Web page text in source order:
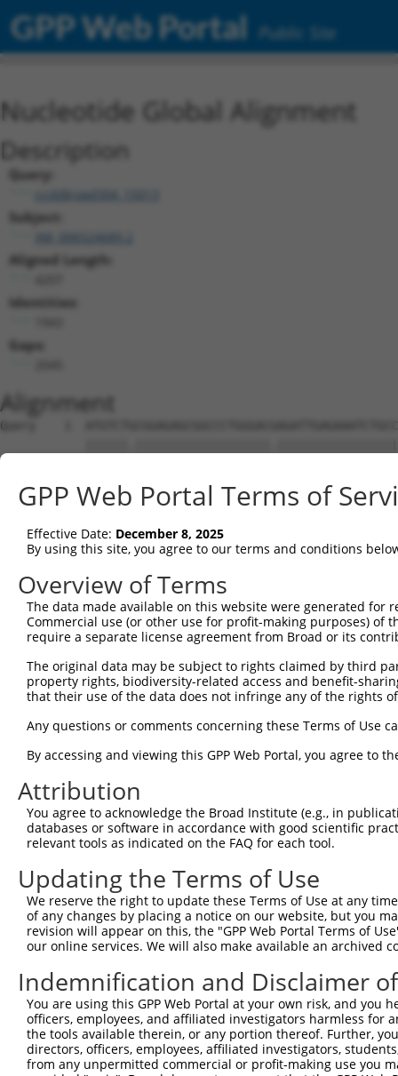
GPP Web Portal Public Site
Nucleotide Global Alignment
Description
Query:
ccsbBroad304_15013
Subject:
XM_006524689.2
Aligned Length:
Identities:
Gaps:
Alignment
Query    1  ATGTCTGCGGAGAGCGGCCCTGGGACGAGATTGAGAAATCTGCCAGTAATGGGGGATGGACTAGAAACTTCCCA  74
            ||||||.|||||||||||||||||||.|||||||||||||||||||||||||||||||||||||||||.|||||
Sbjct    1  ATGTCTACGGAGAGCGGCCCTGGGACAAGATTGAGAAATCTGCCAGTAATGGGGGATGGACTAGAAACCTCCCA  74

Query   75  AATGTCTACAACACAGGCCCAGGCCCAACCCCAGCCAGCCAACGCAGCCAGCACCAACCCCCCGCCCCCAGAGA  148
            ||||||||||||.||||||||||||||||||||||||||.||.||||||||||||||.||.||.||||||||||
Sbjct   75  AATGTCTACAACGCAGGCCCAGGCCCAACCCCAGCCAGCAAATGCAGCCAGCACCAATCCTCCACCCCCAGAGA  148

Query  149  CCTCCAACCCTAACAAGCCCAAGAGGCAGACCAACCAACTGCAATACCTGCTCAGAGTGGTGCTCAAGACACTA  222
            |||||||||||||||||||||||||.|||||.||||||||||||||.|||||||||||||||||||||||||||
Sbjct  149  CCTCCAACCCTAACAAGCCCAAGAGACAGACAAACCAACTGCAATATCTGCTCAGAGTGGTGCTCAAGACACTA  222

Query  223  TGGAAACACCAGTTTGCATGGCCTTTCCAGCAGCCTGTGGATGCCGTCAAGCTGAACCTCCCTGATTACTATAA  296
            |||||||||||||||||.|||||||||||||||||.||||||||||||||||||||||||||||||||||||||
Sbjct  223  TGGAAACACCAGTTTGCGTGGCCTTTCCAGCAGCCCGTGGATGCCGTCAAGCTGAACCTCCCTGATTACTATAA  296

Query  297  GATCATTAAAACGCCTATGGATATGGGAACAATAAAGAAGCGCTTGGAAAACAACTATTACTGGAATGCTCAGG  370
            |||.||||||||.||.||||||||||||||||||||||||||||||||||||||||||||||||||||||||||
Sbjct  297  GATTATTAAAACACCCATGGATATGGGAACAATAAAGAAGCGCTTGGAAAACAACTATTACTGGAATGCTCAGG  370

Query  371  AATGTATCCAGGACTTCAACACTATGTTTACAAATTGTTACATCTACAACAAGCCTGGAGATGACATAGTCTTA  444
            ||||||||||||||||||||||||||||||||||||||||||||||.||||||||||||||||||||.||||||
Sbjct  371  AATGTATCCAGGACTTCAACACTATGTTTACAAATTGTTACATCTATAACAAGCCTGGAGATGACATCGTCTTA  444

Query  445  ATGGCAGAAGCTCTGGAAAAGCTCTTCTTGCAAAAAATAAATGAGCTACCCACAGAAGAAACCGAGATCATGAT  518
            |||||||||||||||||.||||||||||||||||||||.|||||.||.||.|||||||||||.|||||||||||
Sbjct  445  ATGGCAGAAGCTCTGGAGAAGCTCTTCTTGCAAAAAATCAATGAACTGCCTACAGAAGAAACTGAGATCATGAT  518

Query  519  AGTCCAGGCAAAAGGAAGAGGACGTGGGAGGAAAGAAACAGGGACAGCAAAACCTGGCGTTTCCACGGTACCAA  592
            ||||||||||||||||||||||||.||||||||||||||||||.|||||||.|||||.||.|||||||||||||
Sbjct  519  AGTCCAGGCAAAAGGAAGAGGACGAGGGAGGAAAGAAACAGGGGCAGCAAAGCCTGGTGTATCCACGGTACCAA  592

Query  593  ACACAACTCAAGCATCGACTCCTCCGCAGACCCAGACCCCTCAGCCGAA---TCCTCCTCCTGTGCAGGCCACG  663
            ||||||||||||||||.|||.||||||||||||||||.|||||||.|||   ||||||.||||||||||||||.
Sbjct  593  ACACAACTCAAGCATCAACTTCTCCGCAGACCCAGACGCCTCAGCAGAACCCTCCTCCACCTGTGCAGGCCACA  666

Query  664  CCTCACCCCTTCCCTGCCGTCACCCCGGACCTCATCGTCCAGACCCCTGTCATGACAGTGGTGCCTCCCCAGCC  737
            .||||||||||.|||||.||||||||.||||||||.|.||||.|.||||||||||||.|||||||.||.|||||
Sbjct  667  ACTCACCCCTTTCCTGCTGTCACCCCAGACCTCATTGCCCAGCCTCCTGTCATGACAATGGTGCCCCCTCAGCC  740

Query  738  ACTGCAGACGCC--CCCCGCCAGTGCCCCCCCAGCCACAACCCCAACCCGCTTCAGCTCCCCAGCCCGTACAGA  809
            |||.|||||.||  |.|||   ||.|||||||||||||.|||||.|||.|||.|||.|||.|||||.||.||||
Sbjct  741  ACTTCAGACTCCTTCACCG---GTACCCCCCCAGCCACCACCCCCACCTGCTCCAGTTCCACAGCCTGTGCAGA  811

Query  810  GCCACCCACCCATCATCGCGGCCACCCCACAGCCTGTGAAGACAAAGAAGGGAGTGAAGAGGAAAGCAGACACC  883
            |.|||||.||||||||.|||.|||||||.||||||||||||||||||||.||.|||||||||||||||||.|||
Sbjct  812  GTCACCCGCCCATCATTGCGACCACCCCCCAGCCTGTGAAGACAAAGAAAGGGGTGAAGAGGAAAGCAGATACC  885

Query  884  ACCACCCCCACCACCATTGACCCCATTCACGAGCCACCCTCGCTGCCCCCGGAGCCCAAGACCACCAAGCTGGG  957
            ||||||||.||||||||.|||||||||||.|||||||||||.|||.||||.||||||||||||.||||||||||
Sbjct  886  ACCACCCCTACCACCATCGACCCCATTCATGAGCCACCCTCACTGGCCCCAGAGCCCAAGACCGCCAAGCTGGG  959

Query  958  CCAGCGGCGGGAGAGCAGCCGGCCTGTGAAACCTCCAAAGAAGGACGTGCCCGACTCTCAGCAGCACCCAGCAC  1031
            .|..|||||||||||||||.|.||||||||.||||||||||||||.||.||.|||||.|||||||||||||..|
Sbjct  960  TCCTCGGCGGGAGAGCAGCAGACCTGTGAAGCCTCCAAAGAAGGATGTACCGGACTCACAGCAGCACCCAGGGC  1033

Query 1032  CAGAGAAGAGCAGCAAGGTCTCGGAGCAGCTCAAGTGCTGCAGCGGCATCCTCAAGGAGATGTTTGCCAAGAAG  1105
            |||||||||||||||||.||||.||||||||.|||||||||||.|||||||||||||||||||||||||||||.
Sbjct 1034  CAGAGAAGAGCAGCAAGATCTCTGAGCAGCTAAAGTGCTGCAGTGGCATCCTCAAGGAGATGTTTGCCAAGAAA  1107

Query 1106  CACGCCGCCTACGCCTGGCCCTTCTACAAGCCTGTGGACGTGGAGGCACTGGGCCTACACGACTACTGTGACAT  1179
            ||.||.|||||.||||||||.|||||||||||||||||.||||||||||||||.||.|||||||||||||||||
Sbjct 1108  CATGCTGCCTATGCCTGGCCTTTCTACAAGCCTGTGGATGTGGAGGCACTGGGTCTGCACGACTACTGTGACAT  1181

Query 1180  CATCAAGCACCCCATGGACATGAGCACAATCAAGTCTAAACTGGAGGCCCGTGAGTACCGTGATGCTCAGGAGT  1253
            ||||||.||.||||||||||||||||||||||||||||||||.|||.||||.||||||.|.|||||.|||||.|
Sbjct 1182  CATCAAACATCCCATGGACATGAGCACAATCAAGTCTAAACTAGAGTCCCGAGAGTACAGAGATGCCCAGGAAT  1255

Query 1254  TTGGTGCTGACGTCCGATTGATGTTCTCCAACTGCTATAAGTACAACCCTCCTGACCATGAGGTGGTGGCCATG  1327
            ||||||||||.||||||||||||||||||||||||||.|||||||||||.|||||||||||.|||||.||||||
Sbjct 1256  TTGGTGCTGATGTCCGATTGATGTTCTCCAACTGCTACAAGTACAACCCCCCTGACCATGAAGTGGTAGCCATG  1329

Query 1328  GCCCGCAAGCTCCAGGATGTGTTCGAAATGCGCTTTGCCAAGATGCCGGACGAGCCTGAGGAGCCAGTGGTGGC  1401
            ||.||.||.||||||||||||||.|||||||||||||||||||||||.||.||||||||.||||||||.||..|
Sbjct 1330  GCTCGAAAACTCCAGGATGTGTTTGAAATGCGCTTTGCCAAGATGCCTGATGAGCCTGAAGAGCCAGTTGTTAC  1403

Query 1402  CGTGTCCTCCCCCGGCAGTGCTCCCTCCCACCAAGGTTGTGGCCCCGCCCTCATCCCAGCGACAGCAGCAGCGA  1475
            .||||||| |.||.|||||||..||.||.||.|||||.||.|||||.||||||| |.||.||||||||||||||
Sbjct 1404  AGTGTCCT-CTCCTGCAGTGCCACCCCCTACAAAGGTGGTAGCCCCACCCTCAT-CTAGTGACAGCAGCAGCGA  1475

Query 1476  TAGCTCCTCGGACAGTGACAGTTCGACTGATGACTCTGAGGAGGAGCGAGCCCAGCGGCTGGCTGAGCTCCAGG  1549
            .||.||.||.|||||.||||||||.|||||.|||||||||||.|||||||||||||||||||||||.|||||||
Sbjct 1476  CAGTTCTTCCGACAGCGACAGTTCCACTGACGACTCTGAGGAAGAGCGAGCCCAGCGGCTGGCTGAACTCCAGG  1549

Query 1550  AGCAGCTCAAAGCCGTGCACGAGCAGCTTGCAGCCCTCTCTCAGCCCCAGCAGAACAAACCAAAGAAAAAGGAG
GPP Web Portal Terms of
Effective Date: December 8, 2025
By using this site, you agree to our terms and conditions
Overview of Terms
The data made available on this website were generated
Commercial use (or other use for profit-making purposes) of
require a separate license agreement from Broad or its
The original data may be subject to rights claimed by third
property rights, biodiversity-related access and benefit-
that their use of the data does not infringe any of the rights
Any questions or comments concerning these Terms of Use
By accessing and viewing this GPP Web Portal, you agree to
Attribution
You agree to acknowledge the Broad Institute (e.g., in
databases or software in accordance with good scientific
relevant tools as indicated on the FAQ for each tool.
Updating the Terms of Use
We reserve the right to update these Terms of Use at any
of any changes by placing a notice on our website, but you
revision will appear on this, the "GPP Web Portal Terms of
our online services. We will also make available an archived
Indemnification and Disclaimer
You are using this GPP Web Portal at your own risk, and
officers, employees, and affiliated investigators harmless for
the tools available therein, or any portion thereof. Further,
directors, officers, employees, affiliated investigators,
from any unpermitted commercial or profit-making use you